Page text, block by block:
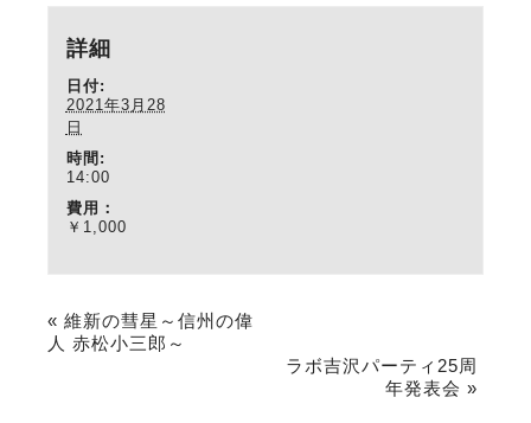
詳細
日付:
2021年3月28
日
時間:
14:00
費用：
￥1,000
« 維新の彗星～信州の偉
人 赤松小三郎～
ラボ吉沢パーティ25周
年発表会 »